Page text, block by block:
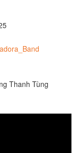
Thanh Tùng